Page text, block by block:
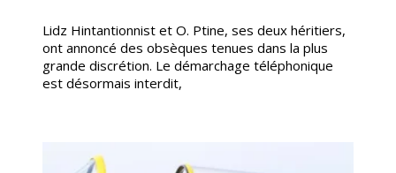
Lidz Hintantionnist et O. Ptine, ses deux héritiers,
ont annoncé des obsèques tenues dans la plus
grande discrétion. Le démarchage téléphonique
est désormais interdit,